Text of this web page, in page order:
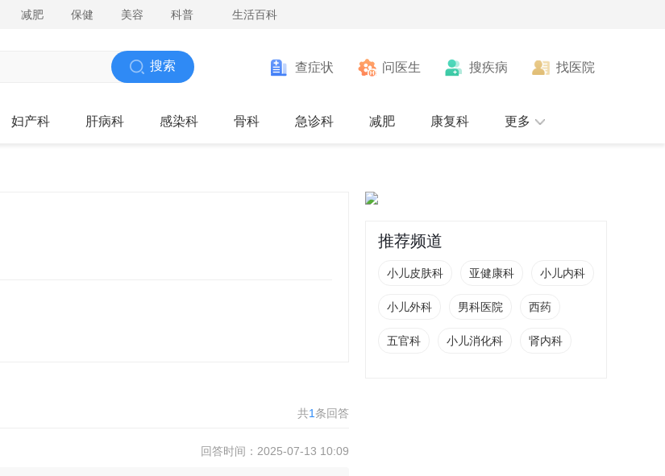
减肥 保健 美容 科普 生活百科
搜索 找医院
搜疾病
问医生
查症状
妇产科 肝病科 感染科 骨科 急诊科 减肥 康复科 更多
共1 条回答
回答时间：2025-07-13 10:09
推荐频道
小儿皮肤科 亚健康科 小儿内科
小儿外科 男科医院 西药
五官科 小儿消化科 肾内科